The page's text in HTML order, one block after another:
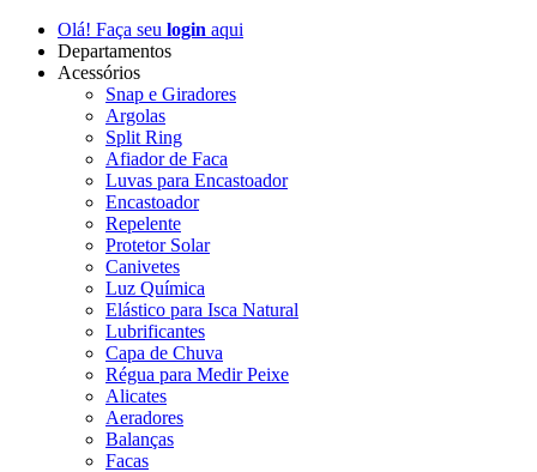
Olá! Faça seu login aqui
Departamentos
Acessórios
Snap e Giradores
Argolas
Split Ring
Afiador de Faca
Luvas para Encastoador
Encastoador
Repelente
Protetor Solar
Canivetes
Luz Química
Elástico para Isca Natural
Lubrificantes
Capa de Chuva
Régua para Medir Peixe
Alicates
Aeradores
Balanças
Facas